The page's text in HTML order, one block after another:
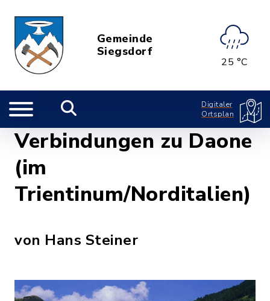
Gemeinde
Siegsdorf
25 °C
Digitaler
Ortsplan
Verbindungen zu Daone
(im
Trientinum/Norditalien)
von Hans Steiner